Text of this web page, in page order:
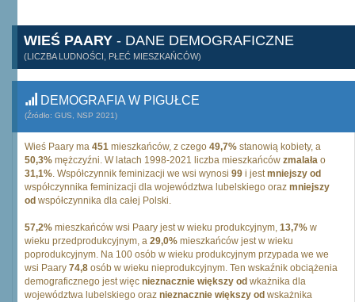
WIEŚ PAARY - DANE DEMOGRAFICZNE
(LICZBA LUDNOŚCI, PŁEĆ MIESZKAŃCÓW)
DEMOGRAFIA W PIGUŁCE
(Źródło: GUS, NSP 2021)
Wieś Paary ma 451 mieszkańców, z czego 49,7% stanowią kobiety, a
50,3% mężczyźni. W latach 1998-2021 liczba mieszkańców zmalała o
31,1%. Współczynnik feminizacji we wsi wynosi 99 i jestmniejszy od
współczynnika feminizacji dla województwa lubelskiego oraz mniejszy
od współczynnika dla całej Polski.
57,2% mieszkańców wsi Paary jest w wieku produkcyjnym, 13,7% w
wieku przedprodukcyjnym, a 29,0% mieszkańców jest w wieku
poprodukcyjnym. Na 100 osób w wieku produkcyjnym przypada we we
wsi Paary 74,8 osób w wieku nieprodukcyjnym. Ten wskaźnik obciążenia
demograficznego jest więc nieznacznie większy od wkażnika dla
województwa lubelskiego oraz nieznacznie większy od wskażnika